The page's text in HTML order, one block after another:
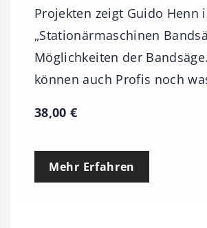
Projekten zeigt Guido Henn
„Stationärmaschinen
Möglichkeiten der
können auch Profis noch
38,00€
Mehr Erfahren